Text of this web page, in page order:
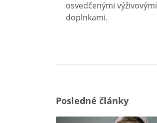
osvedčenými výživovými
doplnkami.
Posledné články